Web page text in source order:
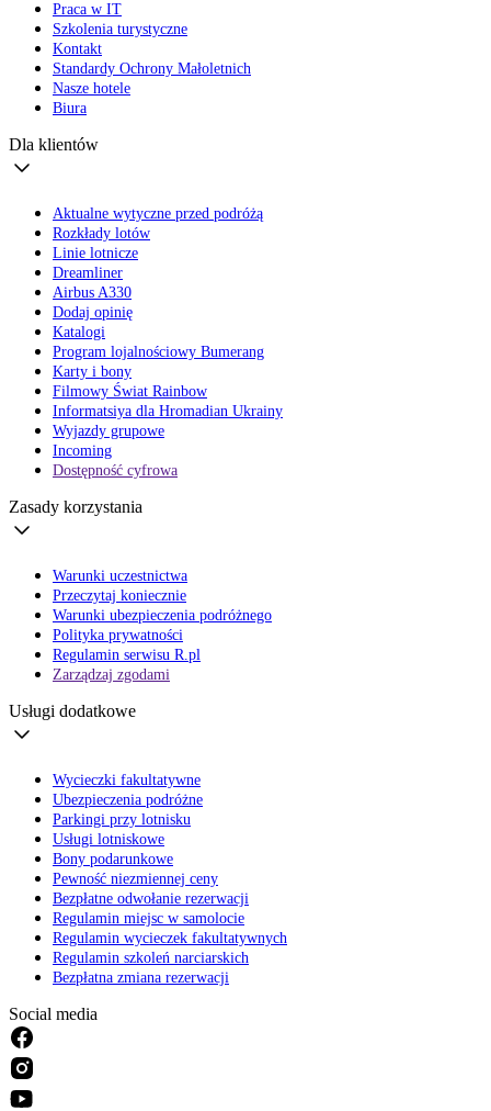
Praca w IT
Szkolenia turystyczne
Kontakt
Standardy Ochrony Małoletnich
Nasze hotele
Biura
Dla klientów
Aktualne wytyczne przed podróżą
Rozkłady lotów
Linie lotnicze
Dreamliner
Airbus A330
Dodaj opinię
Katalogi
Program lojalnościowy Bumerang
Karty i bony
Filmowy Świat Rainbow
Informatsiya dla Hromadian Ukrainy
Wyjazdy grupowe
Incoming
Dostępność cyfrowa
Zasady korzystania
Warunki uczestnictwa
Przeczytaj koniecznie
Warunki ubezpieczenia podróżnego
Polityka prywatności
Regulamin serwisu R.pl
Zarządzaj zgodami
Usługi dodatkowe
Wycieczki fakultatywne
Ubezpieczenia podróżne
Parkingi przy lotnisku
Usługi lotniskowe
Bony podarunkowe
Pewność niezmiennej ceny
Bezpłatne odwołanie rezerwacji
Regulamin miejsc w samolocie
Regulamin wycieczek fakultatywnych
Regulamin szkoleń narciarskich
Bezpłatna zmiana rezerwacji
Social media